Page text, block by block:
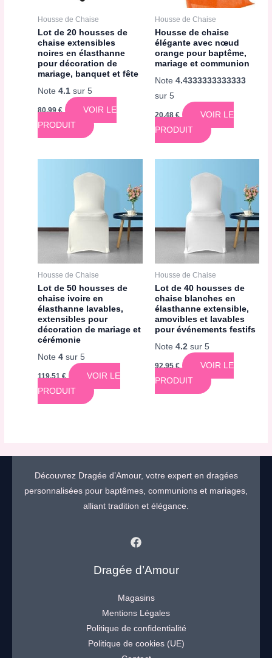
Housse de Chaise
Lot de 20 housses de
chaise extensibles
noires en élasthanne
pour décoration de
mariage, banquet et fête
Note4.1 sur 5
80,99€
VOIR LE
PRODUIT
Housse de Chaise
Housse de chaise
élégante avec nœud
orange pour baptême,
mariage et communion
Note 4.4333333333333
sur 5
20,48€
VOIR LE
PRODUIT
Housse de Chaise
Lot de 50 housses de
chaise ivoire en
élasthanne lavables,
extensibles pour
décoration de mariage et
cérémonie
Note4 sur 5
119,51€
VOIR LE
PRODUIT
Housse de Chaise
Lot de 40 housses de
chaise blanches en
élasthanne extensible,
amovibles et lavables
pour événements festifs
Note 4.2sur 5
92,95€
VOIR LE
PRODUIT
Découvrez Dragée d’Amour, votre expert en dragées
personnalisées pour baptêmes, communions et mariages,
alliant tradition et élégance.
Dragée d’Amour
Magasins
Mentions Légales
Politique de confidentialité
Politique de cookies (UE)